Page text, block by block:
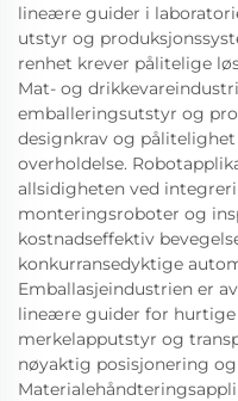
lineære guider i
utstyr og
renhet krever pålitelige
Mat- og
emballeringsutstyr og
designkrav og
overholdelse.
allsidigheten ved
monteringsroboter og
kostnadseffektiv
konkurransedyktige
Emballasjeindustrien er
lineære guider for
merkelapputstyr og
nøyaktig posisjonering